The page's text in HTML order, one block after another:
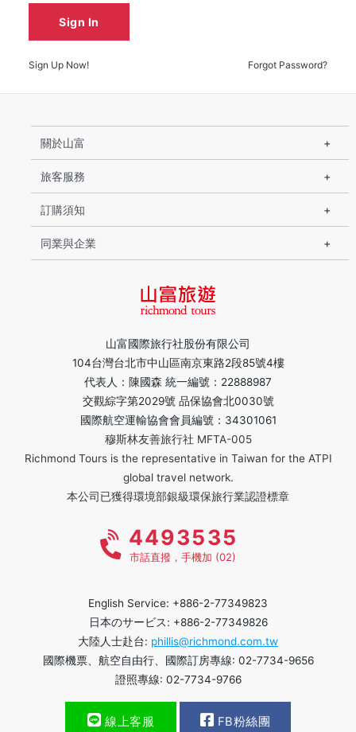
Sign In
Sign Up Now! Forgot Password?
山富國際旅行社股份有限公司
104台灣台北市中山區南京東路2段85號4樓
代表人：陳國森 統一編號：22888987
交觀綜字第2029號 品保協會北0030號
國際航空運輸協會會員編號：34301061
穆斯林友善旅行社 MFTA-005
Richmond Tours is the representative in Taiwan for the ATPI
global travel network.
本公司已獲得環境部銀級環保旅行業認證標章
關於山富
旅客服務
訂購須知
同業與企業
4493535
市話直撥，手機加 (02)
English Service: +886-2-77349823
日本のサービス: +886-2-77349826
大陸人士赴台: phillis@richmond.com.tw
國際機票、航空自由行、國際訂房專線: 02-7734-9656
證照專線: 02-7734-9766
線上客服 FB粉絲團